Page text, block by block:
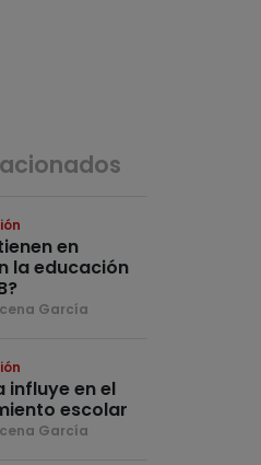
en
la educación
García
influye en el
escolar
García